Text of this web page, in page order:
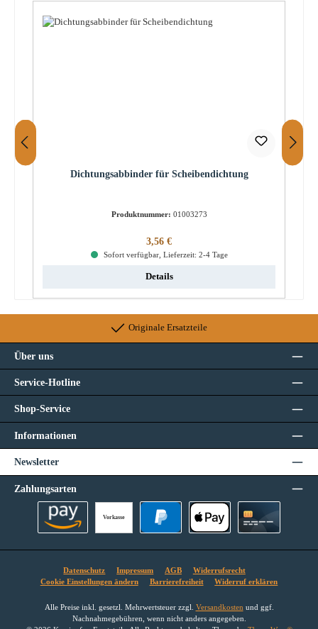
Dichtungsabbinder für Scheibendichtung
Produktnummer: 01003273
Regulärer Preis:
3,56 €
Sofort verfügbar, Lieferzeit: 2-4 Tage
Details
Originale Ersatzteile
Über uns
Service-Hotline
Shop-Service
Informationen
Newsletter
Zahlungsarten
Vorkasse
Datenschutz Impressum AGB
Widerrufsrecht
Cookie Einstellungen ändern
Barrierefreiheit Widerruf erklären
Alle Preise inkl. gesetzl. Mehrwertsteuer zzgl. Versandkosten und ggf.
Nachnahmegebühren, wenn nicht anders angegeben.